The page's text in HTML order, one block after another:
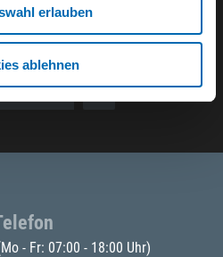
erlauben
ablehnen
Newsletter
- Fr: 07:00 - 18:00 Uhr)